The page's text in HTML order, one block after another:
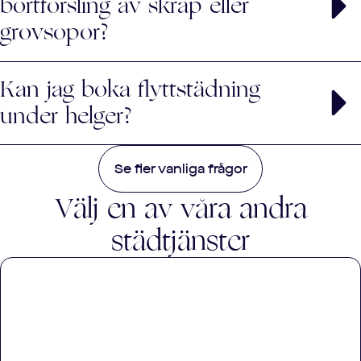
grovsopor?
kan erbjuda det som en extra tjänst mot en
tilläggskostnad.
Kan jag boka flyttstädning
under helger?
Ja, vi erbjuder flyttstädning även under helger.
Observera att en extra avgift kan tillkomma.
Se fler vanliga frågor
Välj en av våra andra
städtjänster